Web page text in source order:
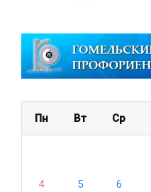
Пн Вт Ср
4 5 6